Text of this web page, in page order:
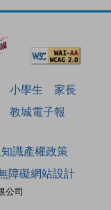
小學生
家長
教城電子報
公司
識產權政策
障礙網站設計